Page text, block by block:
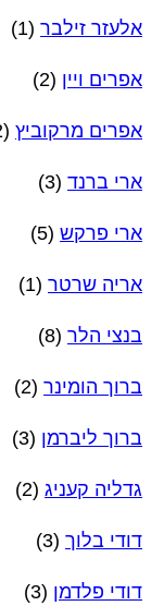
אלעזר זילבר (1)
אפרים ויין (2)
אפרים מרקוביץ (32)
ארי ברנד (3)
ארי פרקש (5)
אריה שרטר (1)
בנצי הלר (8)
ברוך הומינר (2)
ברוך ליברמן (3)
גדליה קעניג (2)
דודי בלוך (3)
דודי פלדמן (3)